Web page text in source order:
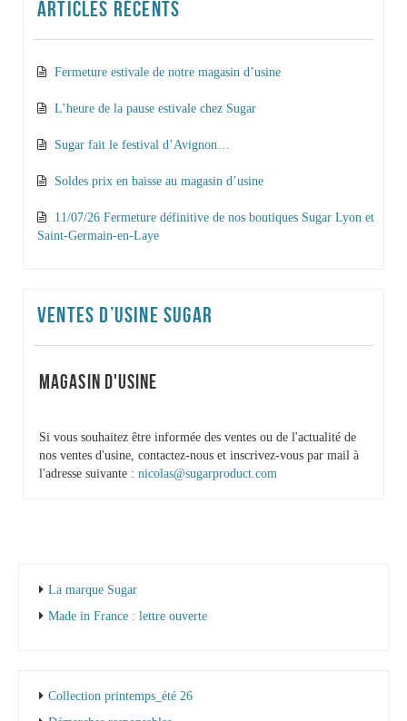
ARTICLES RÉCENTS
Fermeture estivale de notre magasin d’usine
L’heure de la pause estivale chez Sugar
Sugar fait le festival d’Avignon…
Soldes prix en baisse au magasin d’usine
11/07/26 Fermeture définitive de nos boutiques Sugar Lyon et
Saint-Germain-en-Laye
VENTES D’USINE SUGAR
MAGASIN D'USINE
Si vous souhaitez être informée des ventes ou de l'actualité de
nos ventes d'usine, contactez-nous et inscrivez-vous par mail à
l'adresse suivante : nicolas@sugarproduct.com
La marque Sugar
Made in France : lettre ouverte
Collection printemps_été 26